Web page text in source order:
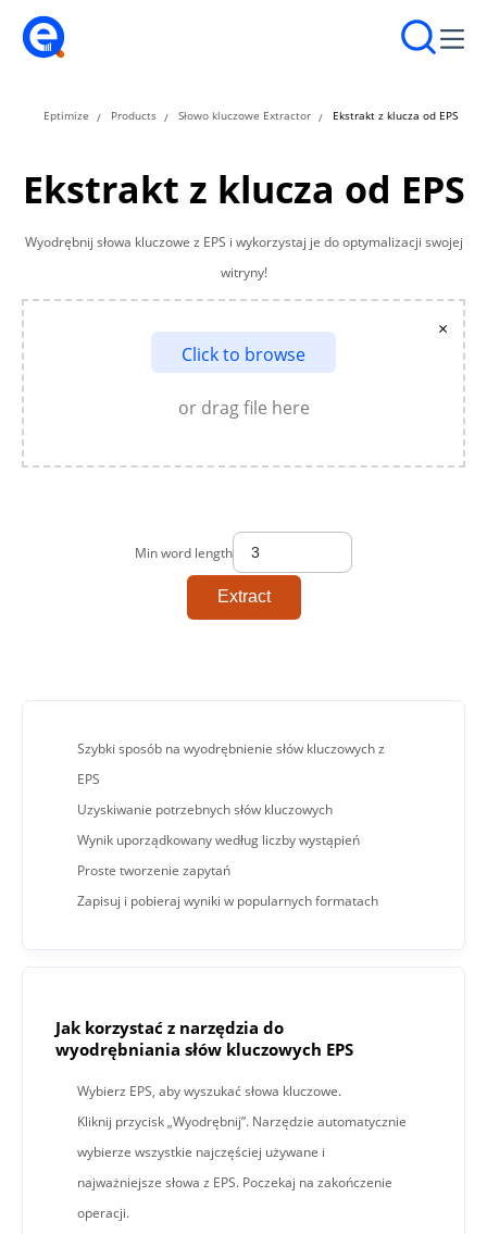
Eptimize Products Słowo kluczowe Extractor Ekstrakt z klucza od EPS
Ekstrakt z klucza od EPS
Wyodrębnij słowa kluczowe z EPS i wykorzystaj je do optymalizacji swojej
witryny!
Click to browse
or drag file here
×
Min word length
Extract
Szybki sposób na wyodrębnienie słów kluczowych z
EPS
Uzyskiwanie potrzebnych słów kluczowych
Wynik uporządkowany według liczby wystąpień
Proste tworzenie zapytań
Zapisuj i pobieraj wyniki w popularnych formatach
Jak korzystać z narzędzia do
wyodrębniania słów kluczowych EPS
Wybierz EPS, aby wyszukać słowa kluczowe.
Kliknij przycisk „Wyodrębnij”. Narzędzie automatycznie
wybierze wszystkie najczęściej używane i
najważniejsze słowa z EPS. Poczekaj na zakończenie
operacji.